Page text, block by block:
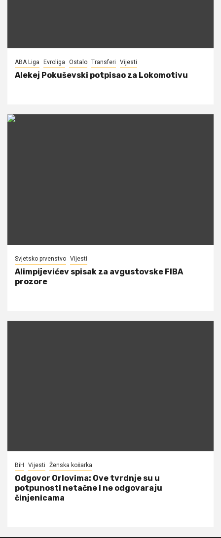
ABA Liga Evroliga Ostalo Transferi Vijesti
Alekej Pokuševski potpisao za Lokomotivu
Svjetsko prvenstvo Vijesti
Alimpijevićev spisak za avgustovske FIBA
prozore
BiH Vijesti Ženska košarka
Odgovor Orlovima: ​Ove tvrdnje su u
potpunosti netačne i ne odgovaraju
činjenicama